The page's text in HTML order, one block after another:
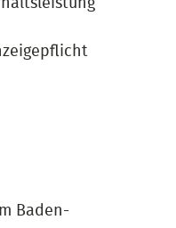
Baden-